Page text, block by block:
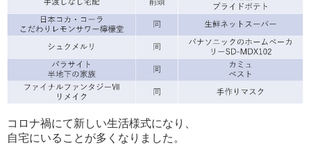
コロナ禍にて新しい生活様式になり、
自宅にいることが多くなりました。